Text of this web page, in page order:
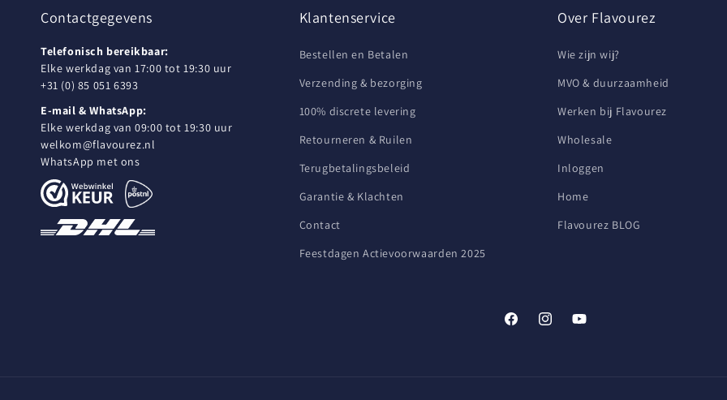
Contactgegevens
Telefonisch bereikbaar:
Elke werkdag van 17:00 tot 19:30 uur
+31 (0) 85 051 6393
E-mail & WhatsApp:
Elke werkdag van 09:00 tot 19:30 uur
welkom@flavourez.nl
WhatsApp met ons
Klantenservice
Bestellen en Betalen
Verzending & bezorging
100% discrete levering
Retourneren & Ruilen
Terugbetalingsbeleid
Garantie & Klachten
Contact
Feestdagen Actievoorwaarden 2025
Over Flavourez
Wie zijn wij?
MVO & duurzaamheid
Werken bij Flavourez
Wholesale
Inloggen
Home
Flavourez BLOG
FacebookInstagramYouTube